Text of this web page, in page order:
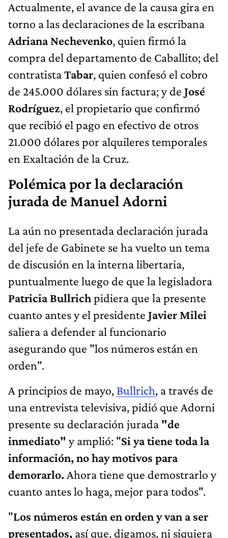
Actualmente, el avance de la causa gira en
torno a las declaraciones de la escribana
Adriana Nechevenko, quien firmó la
compra del departamento de Caballito; del
contratistaTabar, quien confesó el cobro
de 245.000 dólares sin factura; y de José
Rodríguez, el propietario que confirmó
que recibió el pago en efectivo de otros
21.000 dólares por alquileres temporales
en Exaltación de la Cruz.
Polémica por la declaración
jurada de Manuel Adorni
La aún no presentada declaración jurada
del jefe de Gabinete se ha vuelto un tema
de discusión en la interna libertaria,
puntualmente luego de que la legisladora
Patricia Bullrichpidiera que la presente
cuanto antes y el presidente Javier Milei
saliera a defender al funcionario
asegurando que "los números están en
orden".
A principios de mayo, Bullrich, a través de
una entrevista televisiva, pidió que Adorni
presente su declaración jurada "de
inmediato" y amplió: "Si ya tiene toda la
información, no hay motivos para
demorarlo. Ahora tiene que demostrarlo y
cuanto antes lo haga, mejor para todos".
"Los números están en orden y van a ser
presentados, así que, digamos, ni siquiera